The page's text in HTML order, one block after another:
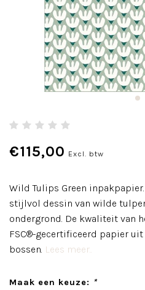
€115,00 Excl. btw
Wild Tulips Green
stijlvol dessin van wilde
ondergrond. De kwaliteit van
FSC®-gecertificeerd papier
bossen. Lees meer..
Maak een keuze: *